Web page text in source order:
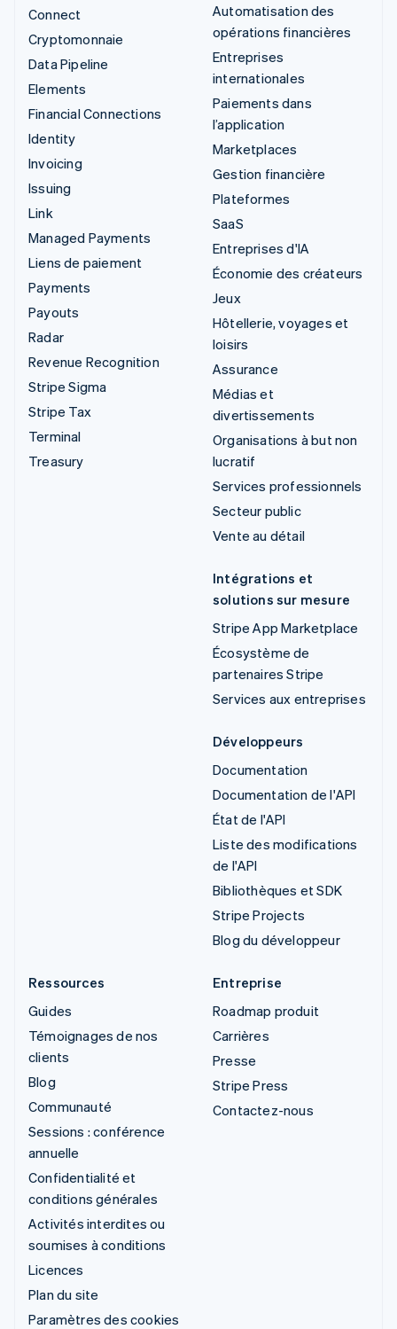
Connect
Cryptomonnaie
Data Pipeline
Elements
Financial Connections
Identity
Invoicing
Issuing
Link
Managed Payments
Liens de paiement
Payments
Payouts
Radar
Revenue Recognition
Stripe Sigma
Stripe Tax
Terminal
Treasury
Automatisation des
opérations financières
Entreprises
internationales
Paiements dans
l’application
Marketplaces
Gestion financière
Plateformes
SaaS
Entreprises d'IA
Économie des créateurs
Jeux
Hôtellerie, voyages et
loisirs
Assurance
Médias et
divertissements
Organisations à but non
lucratif
Services professionnels
Secteur public
Vente au détail
Intégrations et
solutions sur mesure
Stripe App Marketplace
Écosystème de
partenaires Stripe
Services aux entreprises
Développeurs
Documentation
Documentation de l'API
État de l'API
Liste des modifications
de l'API
Bibliothèques et SDK
Stripe Projects
Blog du développeur
Ressources
Guides
Témoignages de nos
clients
Blog
Communauté
Sessions : conférence
annuelle
Confidentialité et
conditions générales
Activités interdites ou
soumises à conditions
Licences
Plan du site
Paramètres des cookies
Entreprise
Roadmap produit
Carrières
Presse
Stripe Press
Contactez-nous